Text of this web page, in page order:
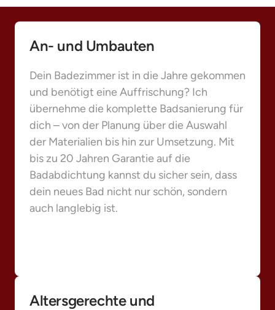
An- und Umbauten
Dein Badezimmer ist in die Jahre gekommen
und benötigt eine Auffrischung? Ich
übernehme die komplette Badsanierung für
dich – von der Planung über die Auswahl
der Materialien bis hin zur Umsetzung. Mit
bis zu 20 Jahren Garantie auf die
Badabdichtung kannst du sicher sein, dass
dein neues Bad nicht nur schön, sondern
auch langlebig ist.
Altersgerechte und